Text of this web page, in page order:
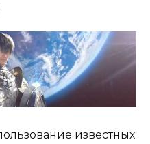
известных